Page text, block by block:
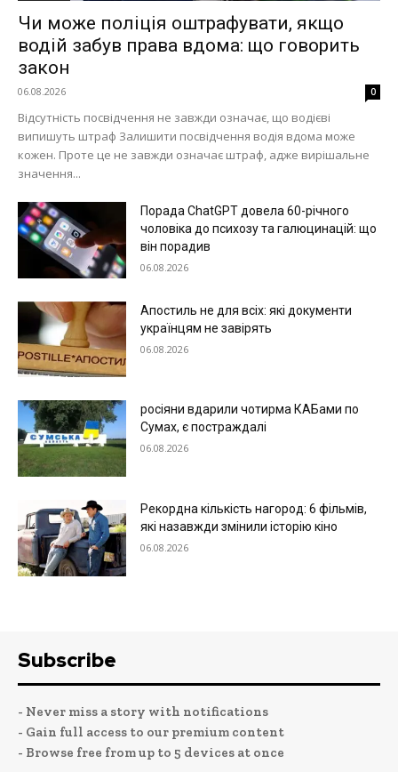
Чи може поліція оштрафувати, якщо
водій забув права вдома: що говорить
закон
06.08.2026 0
Відсутність посвідчення не завжди означає, що водієві
випишуть штраф Залишити посвідчення водія вдома може
кожен. Проте це не завжди означає штраф, адже вирішальне
значення...
Порада ChatGPT довела 60-річного
чоловіка до психозу та галюцинацій: що
він порадив
06.08.2026
Апостиль не для всіх: які документи
українцям не завірять
06.08.2026
росіяни вдарили чотирма КАБами по
Сумах, є постраждалі
06.08.2026
Рекордна кількість нагород: 6 фільмів,
які назавжди змінили історію кіно
06.08.2026
Subscribe
- Never miss a story with notifications
- Gain full access to our premium content
- Browse free from up to 5 devices at once